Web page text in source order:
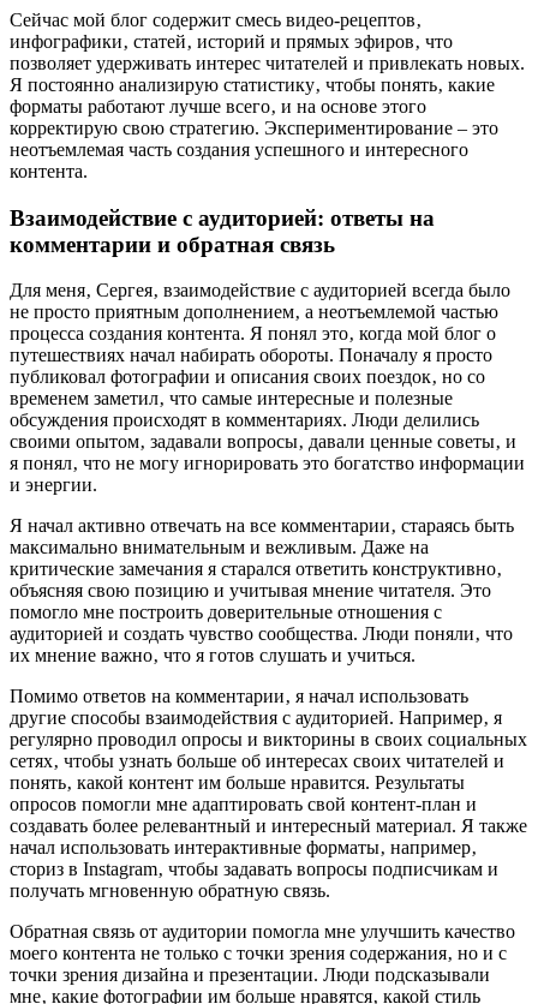
Сейчас мой блог содержит смесь видео-рецептов‚
инфографики‚ статей‚ историй и прямых эфиров‚ что
позволяет удерживать интерес читателей и привлекать новых.
Я постоянно анализирую статистику‚ чтобы понять‚ какие
форматы работают лучше всего‚ и на основе этого
корректирую свою стратегию. Экспериментирование – это
неотъемлемая часть создания успешного и интересного
контента.
Взаимодействие с аудиторией: ответы на
комментарии и обратная связь
Для меня‚ Сергея‚ взаимодействие с аудиторией всегда было
не просто приятным дополнением‚ а неотъемлемой частью
процесса создания контента. Я понял это‚ когда мой блог о
путешествиях начал набирать обороты. Поначалу я просто
публиковал фотографии и описания своих поездок‚ но со
временем заметил‚ что самые интересные и полезные
обсуждения происходят в комментариях. Люди делились
своими опытом‚ задавали вопросы‚ давали ценные советы‚ и
я понял‚ что не могу игнорировать это богатство информации
и энергии.
Я начал активно отвечать на все комментарии‚ стараясь быть
максимально внимательным и вежливым. Даже на
критические замечания я старался ответить конструктивно‚
объясняя свою позицию и учитывая мнение читателя. Это
помогло мне построить доверительные отношения с
аудиторией и создать чувство сообщества. Люди поняли‚ что
их мнение важно‚ что я готов слушать и учиться.
Помимо ответов на комментарии‚ я начал использовать
другие способы взаимодействия с аудиторией. Например‚ я
регулярно проводил опросы и викторины в своих социальных
сетях‚ чтобы узнать больше об интересах своих читателей и
понять‚ какой контент им больше нравится. Результаты
опросов помогли мне адаптировать свой контент-план и
создавать более релевантный и интересный материал. Я также
начал использовать интерактивные форматы‚ например‚
сториз в Instagram‚ чтобы задавать вопросы подписчикам и
получать мгновенную обратную связь.
Обратная связь от аудитории помогла мне улучшить качество
моего контента не только с точки зрения содержания‚ но и с
точки зрения дизайна и презентации. Люди подсказывали
мне‚ какие фотографии им больше нравятся‚ какой стиль